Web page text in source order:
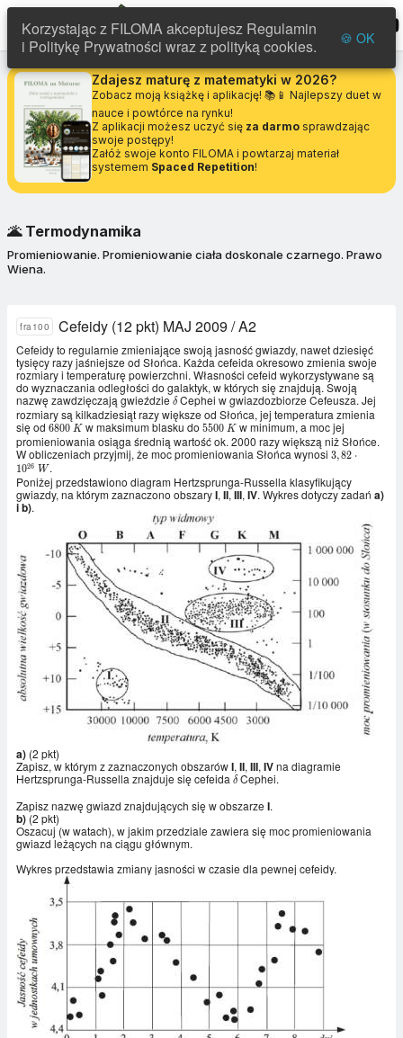
menu FILOMA
Zdajesz maturę z matematyki w 2026?
Zobacz moją książkę i aplikację! 📚📱 Najlepszy duet w
nauce i powtórce na rynku!
Z aplikacji możesz uczyć się za darmo sprawdzając
swoje postępy!
Załóż swoje konto FILOMA i powtarzaj materiał
systemem Spaced Repetition!
🌋 Termodynamika
Promieniowanie. Promieniowanie ciała doskonale czarnego. Prawo
Wiena.
fra100 Cefeidy (12 pkt) MAJ 2009 / A2
Cefeidy to regularnie zmieniające swoją jasność gwiazdy, nawet dziesięć
tysięcy razy jaśniejsze od Słońca. Każda cefeida okresowo zmienia swoje
rozmiary i temperaturę powierzchni. Własności cefeid wykorzystywane są
do wyznaczania odległości do galaktyk, w których się znajdują. Swoją
nazwę zawdzięczają gwieździe\delta
δCephei w gwiazdozbiorze Cefeusza. Jej
rozmiary są kilkadziesiąt razy większe od Słońca, jej temperatura zmienia
się od 6800
\ K
6800 Kw maksimum blasku do 5500
\ K
5500 Kw minimum, a moc jej
promieniowania osiąga średnią wartość ok. 2000 razy większą niż Słońce.
W obliczeniach przyjmij, że moc promieniowania Słońca wynosi 3,82\cdot
\ W
3,82 ⋅
1026 W.
Poniżej przedstawiono diagram Hertzsprunga-Russella klasyfikujący
gwiazdy, na którym zaznaczono obszaryI, II,III, IV. Wykres dotyczy zadań a)
i b).
a) (2 pkt)
Zapisz, w którym z zaznaczonych obszarówI, II, III, IVna diagramie
Hertzsprunga-Russella znajduje się cefeida \delta
δCephei.
Zapisz nazwę gwiazd znajdujących się w obszarze I.
b) (2 pkt)
Oszacuj (w watach), w jakim przedziale zawiera się moc promieniowania
gwiazd leżących na ciągu głównym.
Wykres przedstawia zmiany jasności w czasie dla pewnej cefeidy.
Korzystając z FILOMA akceptujesz Regulamin
i Politykę Prywatności wraz z polityką cookies.
🍪 OK